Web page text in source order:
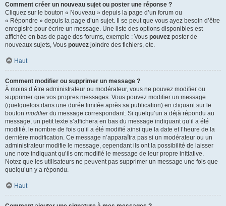
Comment créer un nouveau sujet ou poster une réponse ?
Cliquez sur le bouton « Nouveau » depuis la page d’un forum ou
« Répondre » depuis la page d’un sujet. Il se peut que vous ayez besoin d’être
enregistré pour écrire un message. Une liste des options disponibles est
affichée en bas de page des forums, exemple : Vous pouvez poster de
nouveaux sujets, Vous pouvez joindre des fichiers, etc.
Haut
Comment modifier ou supprimer un message ?
À moins d’être administrateur ou modérateur, vous ne pouvez modifier ou
supprimer que vos propres messages. Vous pouvez modifier un message
(quelquefois dans une durée limitée après sa publication) en cliquant sur le
bouton modifierdu message correspondant. Si quelqu’un a déjà répondu au
message, un petit texte s’affichera en bas du message indiquant qu’il a été
modifié, le nombre de fois qu’il a été modifié ainsi que la date et l’heure de la
dernière modification. Ce message n’apparaîtra pas si un modérateur ou un
administrateur modifie le message, cependant ils ont la possibilité de laisser
une note indiquant qu’ils ont modifié le message de leur propre initiative.
Notez que les utilisateurs ne peuvent pas supprimer un message une fois que
quelqu’un y a répondu.
Haut